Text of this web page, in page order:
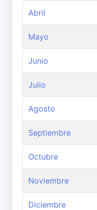
Abril
Mayo
Junio
Julio
Agosto
Septiembre
Octubre
Noviembre
Diciembre